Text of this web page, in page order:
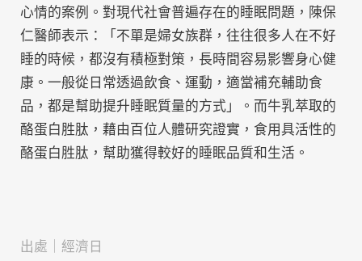
心情的案例。對現代社會普遍存在的睡眠問題，陳保
仁醫師表示：「不單是婦女族群，往往很多人在不好
睡的時候，都沒有積極對策，長時間容易影響身心健
康。一般從日常透過飲食、運動，適當補充輔助食
品，都是幫助提升睡眠質量的方式」。而牛乳萃取的
酪蛋白胜肽，藉由百位人體研究證實，食用具活性的
酪蛋白胜肽，幫助獲得較好的睡眠品質和生活。
出處｜經濟日